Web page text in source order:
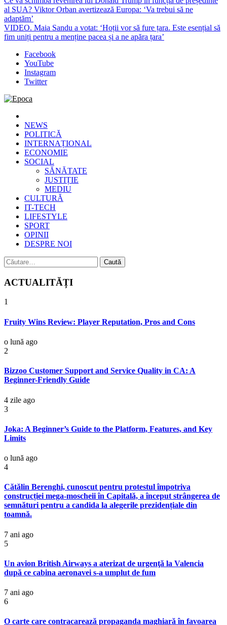
al SUA? Viktor Orban avertizează Europa: ‘Va trebui să ne
adaptăm’
VIDEO. Maia Sandu a votat: ‘Hoții vor să fure țara. Este esențial să
fim uniți pentru a menține pacea și a ne apăra țara’
Facebook
YouTube
Instagram
Twitter
Epoca
Cele mai noi știri online din România
NEWS
POLITICĂ
INTERNAȚIONAL
ECONOMIE
SOCIAL
SĂNĂTATE
JUSTIȚIE
MEDIU
CULTURĂ
IT-TECH
LIFESTYLE
SPORT
OPINII
DESPRE NOI
Caută
după:
ACTUALITĂȚI
1
Fruity Wins Review: Player Reputation, Pros and Cons
o lună ago
2
Bizzoo Customer Support and Service Quality in CA: A
Beginner-Friendly Guide
4 zile ago
3
Joka: A Beginner’s Guide to the Platform, Features, and Key
Limits
o lună ago
4
Cătălin Berenghi, cunoscut pentru protestul împotriva
construcției mega-moscheii în Capitală, a început strângerea de
semnături pentru a candida la alegerile prezidențiale din
toamnă.
7 ani ago
5
Un avion British Airways a aterizat de urgenţă la Valencia
după ce cabina aeronavei s-a umplut de fum
7 ani ago
6
O carte care contracarează propaganda maghiară în favoarea